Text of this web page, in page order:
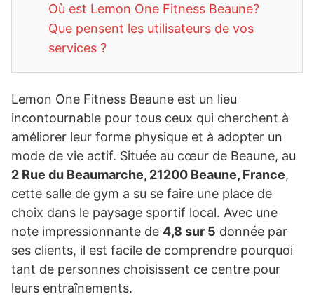
Où est Lemon One Fitness Beaune?
Que pensent les utilisateurs de vos
services ?
Lemon One Fitness Beaune est un lieu
incontournable pour tous ceux qui cherchent à
améliorer leur forme physique et à adopter un
mode de vie actif. Située au cœur de Beaune, au
2 Rue du Beaumarche, 21200 Beaune, France,
cette salle de gym a su se faire une place de
choix dans le paysage sportif local. Avec une
note impressionnante de 4,8 sur 5 donnée par
ses clients, il est facile de comprendre pourquoi
tant de personnes choisissent ce centre pour
leurs entraînements.